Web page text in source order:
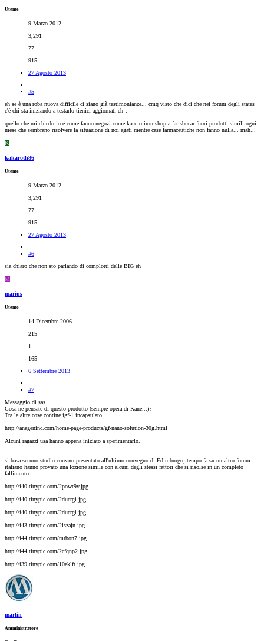
Utente
9 Marzo 2012
3,291
77
915
27 Agosto 2013
#5
eh se è una roba nuova difficile ci siano già testimonianze... cmq visto che dici che nei forum degli states
c'è chi sta iniziando a testarlo tienici aggiornati eh .
quello che mi chiedo io è come fanno negozi come kane o iron shop a far sbucar fuori prodotti simili ogni
mese che sembrano risolvere la situazione di noi agati mentre case farmaceutiche non fanno nulla... mah...
K
kakaroth86
Utente
9 Marzo 2012
3,291
77
915
27 Agosto 2013
#6
sia chiaro che non sto parlando di complotti delle BIG eh
M
marius
Utente
14 Dicembre 2006
215
1
165
6 Settembre 2013
#7
Messaggio di sas
Cosa ne pensate di questo prodotto (sempre opera di Kane...)?
Tra le altre cose contine igf-1 incapsulato.
http://anageninc.com/home-page-products/gf-nano-solution-30g.html
Alcuni ragazzi usa hanno appena iniziato a sperimentarlo.
si basa su uno studio coreano presentato all'ultimo convegno di Edimburgo, tempo fa su un altro forum
italiano hanno provato una lozione simile con alcuni degli stessi fattori che si risolse in un completo
fallimento
http://i40.tinypic.com/2powt9v.jpg
http://i40.tinypic.com/2ducrgi.jpg
http://i40.tinypic.com/2ducrgi.jpg
http://i43.tinypic.com/2lszajn.jpg
http://i44.tinypic.com/mrbon7.jpg
http://i44.tinypic.com/2cfqnp2.jpg
http://i39.tinypic.com/10eklft.jpg
marlin
Amministratore